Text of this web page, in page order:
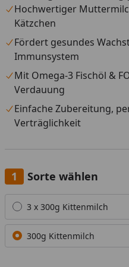
Hochwertiger
Kätzchen
Fördert gesundes
Immunsystem
Mit Omega-3 Fischöl &
Verdauung
Einfache Zubereitung,
Verträglichkeit
Sorte wählen
Alle anzeigen (2)
3 x 300g Kittenmilch
300g Kittenmilch